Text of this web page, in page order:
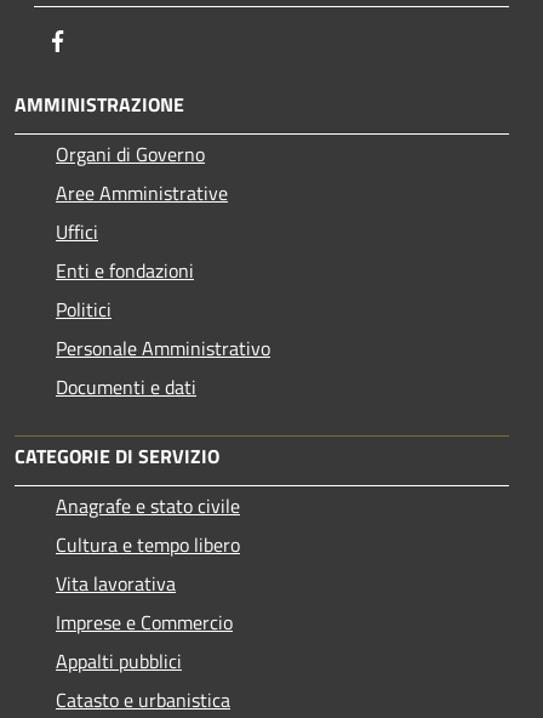
AMMINISTRAZIONE
Organi di Governo
Aree Amministrative
Uffici
Enti e fondazioni
Politici
Personale Amministrativo
Documenti e dati
CATEGORIE DI SERVIZIO
Anagrafe e stato civile
Cultura e tempo libero
Vita lavorativa
Imprese e Commercio
Appalti pubblici
Catasto e urbanistica